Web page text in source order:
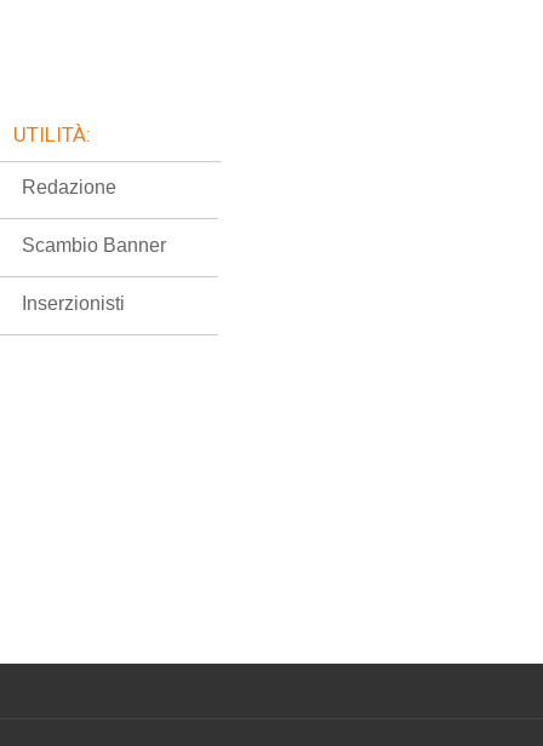
UTILITÀ:
Redazione
Scambio Banner
Inserzionisti